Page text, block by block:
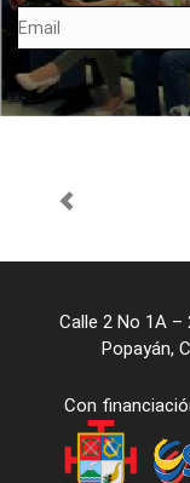
Calle 2 No 1A –
Popayán,
Con